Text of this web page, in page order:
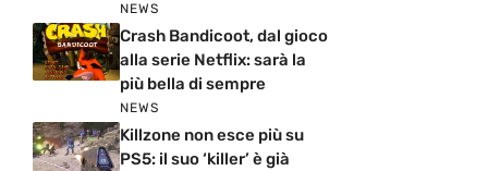
NEWS
Crash Bandicoot, dal gioco
alla serie Netflix: sarà la
più bella di sempre
NEWS
Killzone non esce più su
PS5: il suo ‘killer’ è già